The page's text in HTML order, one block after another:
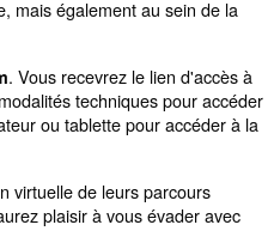
mais également au sein de la
. Vous recevrez le lien d'accès à
techniques pour accéder
ou tablette pour accéder à la
virtuelle de leurs parcours
plaisir à vous évader avec